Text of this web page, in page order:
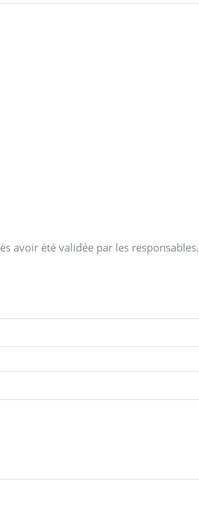
avoir été validée par les responsables.